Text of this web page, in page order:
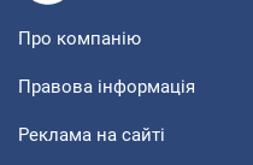
Про компанію
Правова інформація
Реклама на сайті